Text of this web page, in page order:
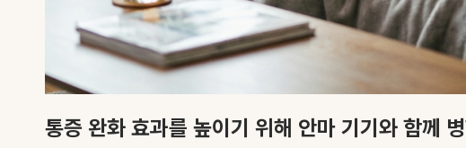
통증 완화 효과를 높이기 위해 안마 기기와 함께